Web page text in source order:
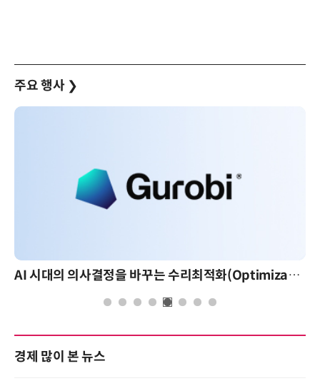
주요 행사 ❯
AI 시대의 의사결정을 바꾸는 수리최적화(Optimization): 실제 산업 적용 사례와 활용 전략
경제 많이 본 뉴스